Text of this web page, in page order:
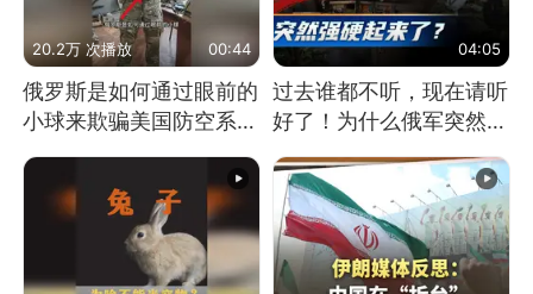
20.2万 次播放 00:44
俄罗斯是如何通过眼前的
小球来欺骗美国防空系统
04:05
过去谁都不听，现在请听
好了！为什么俄军突然强